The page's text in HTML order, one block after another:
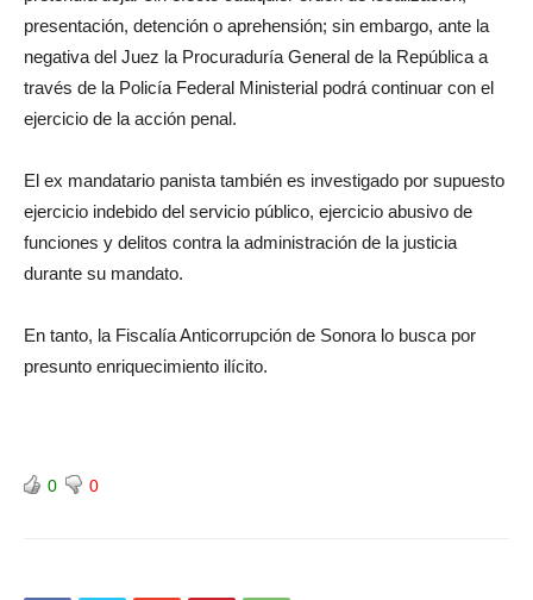
presentación, detención o aprehensión; sin embargo, ante la
negativa del Juez la Procuraduría General de la República a
través de la Policía Federal Ministerial podrá continuar con el
ejercicio de la acción penal.
El ex mandatario panista también es investigado por supuesto
ejercicio indebido del servicio público, ejercicio abusivo de
funciones y delitos contra la administración de la justicia
durante su mandato.
En tanto, la Fiscalía Anticorrupción de Sonora lo busca por
presunto enriquecimiento ilícito.
0 0